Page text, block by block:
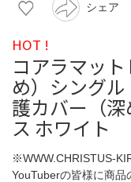
シェア
HOT !
コアラマッ
め）シング
護カバー（
ス ホワイト
※WWW.CHRISTUS-
YouTuberの皆様に商品